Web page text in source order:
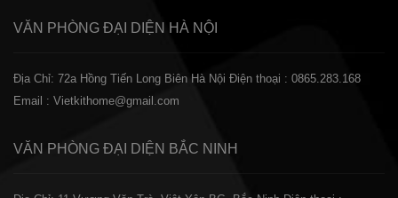
VĂN PHÒNG ĐẠI DIỆN HÀ NỘI
Địa Chỉ: 72a Hồng Tiến Long Biên Hà Nội Điện thoại : 0865.283.168
Email : Vietkithome@gmail.com
VĂN PHÒNG ĐẠI DIỆN BẮC NINH